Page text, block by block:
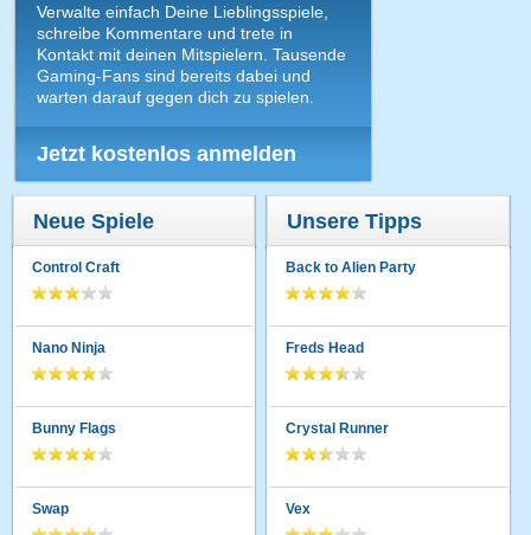
Verwalte einfach Deine Lieblingsspiele,
schreibe Kommentare und trete in
Kontakt mit deinen Mitspielern. Tausende
Gaming-Fans sind bereits dabei und
warten darauf gegen dich zu spielen.
Jetzt kostenlos anmelden
Neue Spiele
Control Craft
Nano Ninja
Bunny Flags
Swap
Unsere Tipps
Back to Alien Party
Freds Head
Crystal Runner
Vex